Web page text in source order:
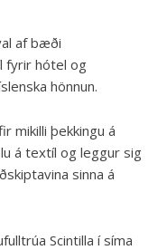
af bæði
fyrir hótel og
hönnun.
mikilli þekkingu á
á textíl og leggur sig
sinna á
Scintilla í síma